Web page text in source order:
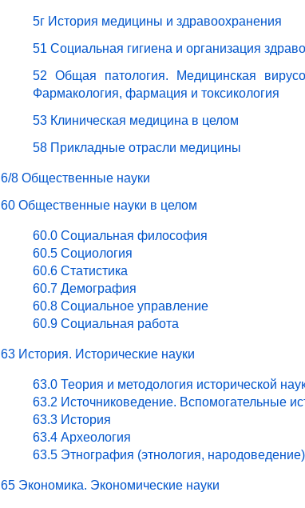
5г История медицины и здравоохранения
51 Социальная гигиена и организация
52 Общая патология. Медицинская
Фармакология, фармация и токсикология
53 Клиническая медицина в целом
58 Прикладные отрасли медицины
6/8 Общественные науки
60 Общественные науки в целом
60.0 Социальная философия
60.5 Социология
60.6 Статистика
60.7 Демография
60.8 Социальное управление
60.9 Социальная работа
63 История. Исторические науки
63.0 Теория и методология исторической
63.2 Источниковедение. Вспомогательные
63.3 История
63.4 Археология
63.5 Этнография (этнология, народоведение)
65 Экономика. Экономические науки